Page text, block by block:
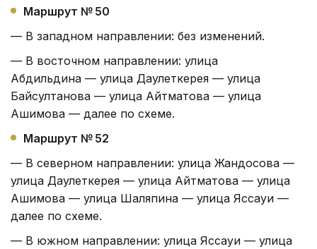
Маршрут № 50
— В западном направлении: без изменений.
— В восточном направлении: улица
Абдильдина — улица Даулеткерея — улица
Байсултанова — улица Айтматова — улица
Ашимова — далее по схеме.
Маршрут № 52
— В северном направлении: улица Жандосова —
улица Даулеткерея — улица Айтматова — улица
Ашимова — улица Шаляпина — улица Яссауи —
далее по схеме.
— В южном направлении: улица Яссауи — улица